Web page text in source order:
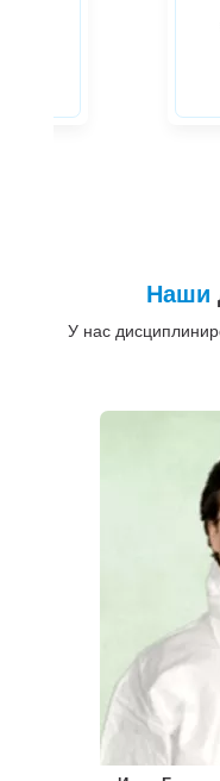
Наши
У нас